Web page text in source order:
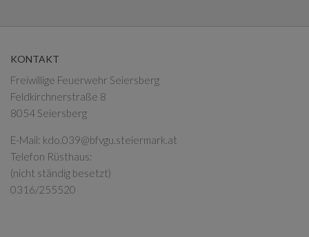
KONTAKT
Freiwillige Feuerwehr Seiersberg
Feldkirchnerstraße 8
8054 Seiersberg
E-Mail: kdo.039@bfvgu.steiermark.at
Telefon Rüsthaus:
(nicht ständig besetzt)
0316/255520